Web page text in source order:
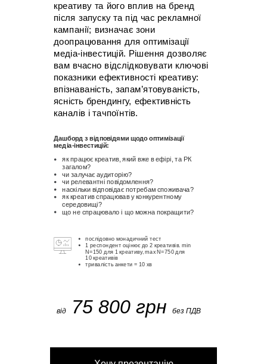
креативу та його вплив на бренд
після запуску та під час рекламної
кампанії; визначає зони
доопрацювання для оптимізації
медіа-інвестицій. Рішення дозволяє
вам вчасно відслідковувати ключові
показники ефективності креативу:
впізнаваність, запам’ятовуваність,
ясність брендингу, ефективність
каналів і тачпоїнтів.
послідовно монадичний тест
1 респондент оцінює до 2 креативів. min
N=150 для 1 креативу, max N=750 для
10 креативів
тривалість анкети = 10 хв
як працює креатив, який вже в ефірі, та РК
загалом?
чи залучає аудиторію?
чи релевантні повідомлення?
наскільки відповідає потребам споживача?
як креатив спрацював у конкурентному
середовищі?
що не спрацювало і що можна покращити?
Дашборд з відповідями щодо оптимізації
медіа-інвестицій:
від 75 800 грн без ПДВ